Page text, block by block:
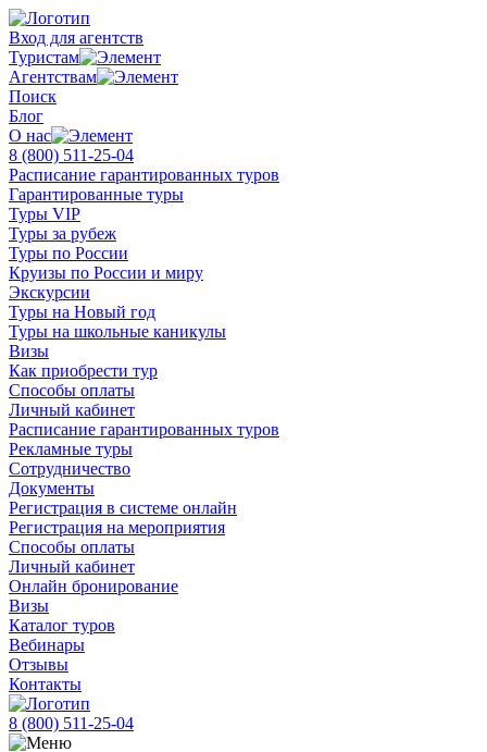
Вход для агентств
Туристам
Агентствам
Поиск
Блог
О нас
8 (800) 511-25-04
Расписание гарантированных туров
Гарантированные туры
Туры VIP
Туры за рубеж
Туры по России
Круизы по России и миру
Экскурсии
Туры на Новый год
Туры на школьные каникулы
Визы
Как приобрести тур
Способы оплаты
Личный кабинет
Расписание гарантированных туров
Рекламные туры
Сотрудничество
Документы
Регистрация в системе онлайн
Регистрация на мероприятия
Способы оплаты
Личный кабинет
Онлайн бронирование
Визы
Каталог туров
Вебинары
Отзывы
Контакты
8 (800) 511-25-04